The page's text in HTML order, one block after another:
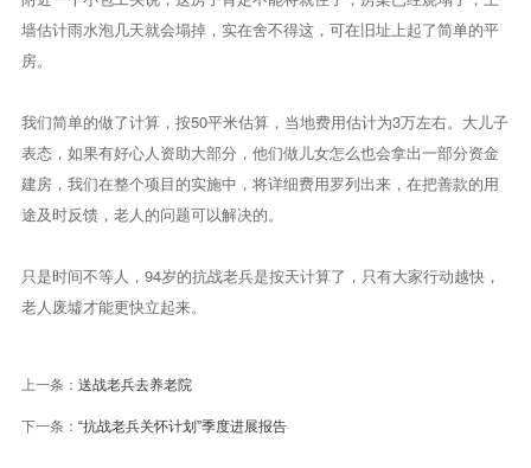
墙估计雨水泡几天就会塌掉，实在舍不得这，可在旧址上起了简单的平
房。
我们简单的做了计算，按50平米估算，当地费用估计为3万左右。大儿子
表态，如果有好心人资助大部分，他们做儿女怎么也会拿出一部分资金
建房，我们在整个项目的实施中，将详细费用罗列出来，在把善款的用
途及时反馈，老人的问题可以解决的。
只是时间不等人，94岁的抗战老兵是按天计算了，只有大家行动越快，
老人废墟才能更快立起来。
上一条： 送战老兵去养老院
下一条： “抗战老兵关怀计划”季度进展报告